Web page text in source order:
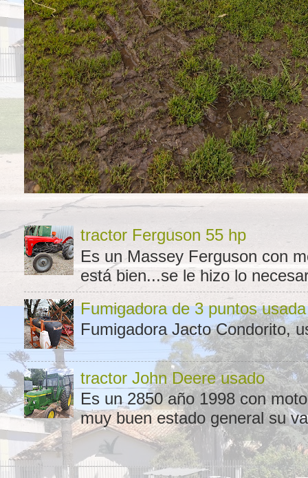
tractor Ferguson 55 hp
Es un Massey Ferguson con
está bien...se le hizo lo
Fumigadora de 3 puntos usada
Fumigadora Jacto Condorito,
tractor John Deere usado
Es un 2850 año 1998 con
muy buen estado general su